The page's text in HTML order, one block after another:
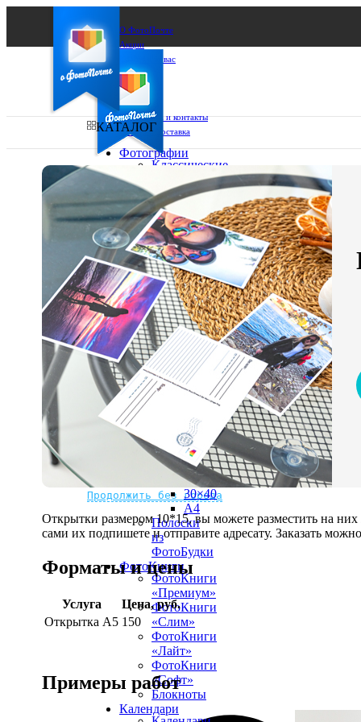
О ФотоПочте
Акции
Сделаем за вас
Бизнесу
FAQ
Франшиза
Поддержка и контакты
Оплата и доставка
Ваш город:
Ваш регион доставки
Выберите из списка:
Не нашли Ваш город?
Мы доставляем по всему миру
Продолжить без города
КАТАЛОГ
Фотографии
Классические
10х10
13х18
15х15
15х20
20х20
20х30
30х30
30х40
А4
Фото
в
рамке
10х10
10×15
13×18
15×15
15×20
20×20
20×30
30×30
30×40
A4
Полоски
из
ФотоБудки
ФотоКниги
ФотоКниги
«Премиум»
ФотоКниги
«Слим»
ФотоКниги
«Лайт»
ФотоКниги
«Софт»
Блокноты
Календари
Открытки размером 10*15, вы можете разместить на
сами их подпишете и отправите адресату. Заказать
Форматы и цены
Услуга
Цена, руб.
Открытка А5 150
Примеры работ